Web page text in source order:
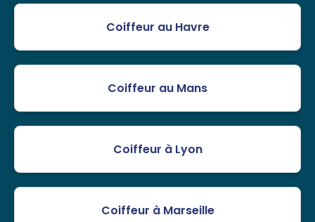
Coiffeur au Havre
Coiffeur au Mans
Coiffeur à Lyon
Coiffeur à Marseille